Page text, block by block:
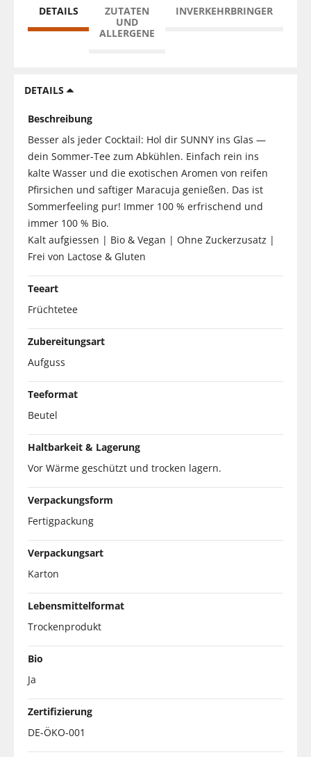
DETAILS
ZUTATEN
UND
ALLERGENE
INVERKEHRBRINGER
DETAILS
Beschreibung
Besser als jeder Cocktail: Hol dir SUNNY ins Glas —
dein Sommer-Tee zum Abkühlen. Einfach rein ins
kalte Wasser und die exotischen Aromen von reifen
Pfirsichen und saftiger Maracuja genießen. Das ist
Sommerfeeling pur! Immer 100 % erfrischend und
immer 100 % Bio.
Kalt aufgiessen | Bio & Vegan | Ohne Zuckerzusatz |
Frei von Lactose & Gluten
Teeart
Früchtetee
Zubereitungsart
Aufguss
Teeformat
Beutel
Haltbarkeit & Lagerung
Vor Wärme geschützt und trocken lagern.
Verpackungsform
Fertigpackung
Verpackungsart
Karton
Lebensmittelformat
Trockenprodukt
Bio
Ja
Zertifizierung
DE-ÖKO-001